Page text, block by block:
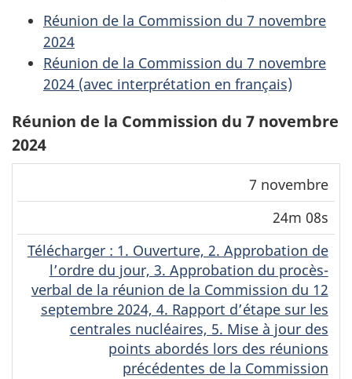
Réunion de la Commission du 7 novembre
2024
Réunion de la Commission du 7 novembre
2024 (avec interprétation en français)
Réunion de la Commission du 7 novembre
2024
Date
(MP4)
Lecture
en
continu
(MP4)
7 novembre
24m 08s
Télécharger(Original)
: 1. Ouverture, 2. Approbation de
l’ordre du jour, 3. Approbation du procès-
verbal de la réunion de la Commission du 12
septembre 2024, 4. Rapport d’étape sur les
centrales nucléaires, 5. Mise à jour des
points abordés lors des réunions
précédentes de la Commission